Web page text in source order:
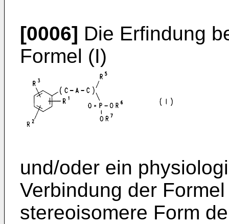
[0006] Die Erfindung
Formel (I)
und/oder ein
Verbindung der
stereoisomere Form